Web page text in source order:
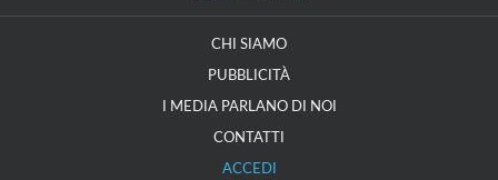
CHI SIAMO
PUBBLICITÀ
I MEDIA PARLANO DI NOI
CONTATTI
ACCEDI